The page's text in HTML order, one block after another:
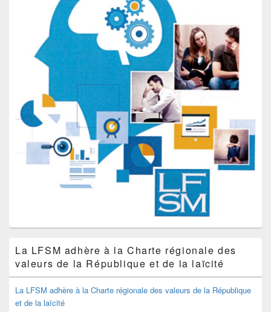
La LFSM adhère à la Charte régionale des
valeurs de la République et de la laïcité
La LFSM adhère à la Charte régionale des valeurs de la République
et de la laïcité